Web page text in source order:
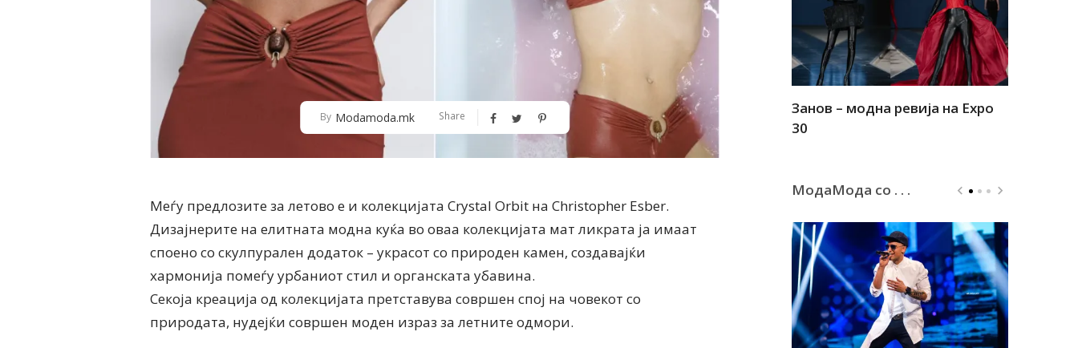
By Modamoda.mk Share
Меѓу предлозите за летово е и колекцијата Crystal Orbit на Christopher Esber.
Дизајнерите на елитната модна куќа во оваа колекцијата мат ликрата ја имаат
споено со скулпурален додаток – украсот со природен камен, создавајќи
хармонија помеѓу урбаниот стил и органската убавина.
Секоја креација од колекцијата претставува совршен спој на човекот со
природата, нудејќи совршен моден израз за летните одмори.
Алшар – модна ревија на Expo
30
Филигрански обетки
Занов – модна ревија на Expo
30
МодаМода со . . .